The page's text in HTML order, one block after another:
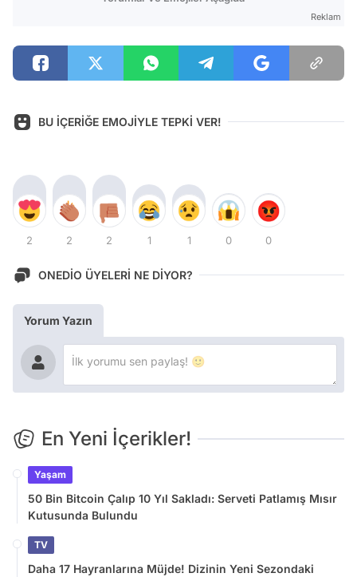
Reklam
BU İÇERİĞE EMOJİYLE TEPKİ VER!
2 2 2 1 1 0 0
ONEDİO ÜYELERİ NE DİYOR?
Yorum Yazın
En Yeni İçerikler!
Yaşam
50 Bin Bitcoin Çalıp 10 Yıl Sakladı: Serveti Patlamış Mısır
Kutusunda Bulundu
TV
Daha 17 Hayranlarına Müjde! Dizinin Yeni Sezondaki